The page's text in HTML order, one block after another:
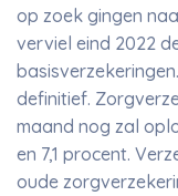
op zoek gingen
verviel eind 2022
definitief.
maand nog zal
en 7,1 procent.
oude